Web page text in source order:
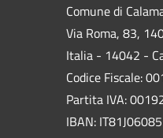
Comune di
Via Roma, 83,
Italia - 14042 -
Codice Fiscale:
Partita IVA:
IBAN: